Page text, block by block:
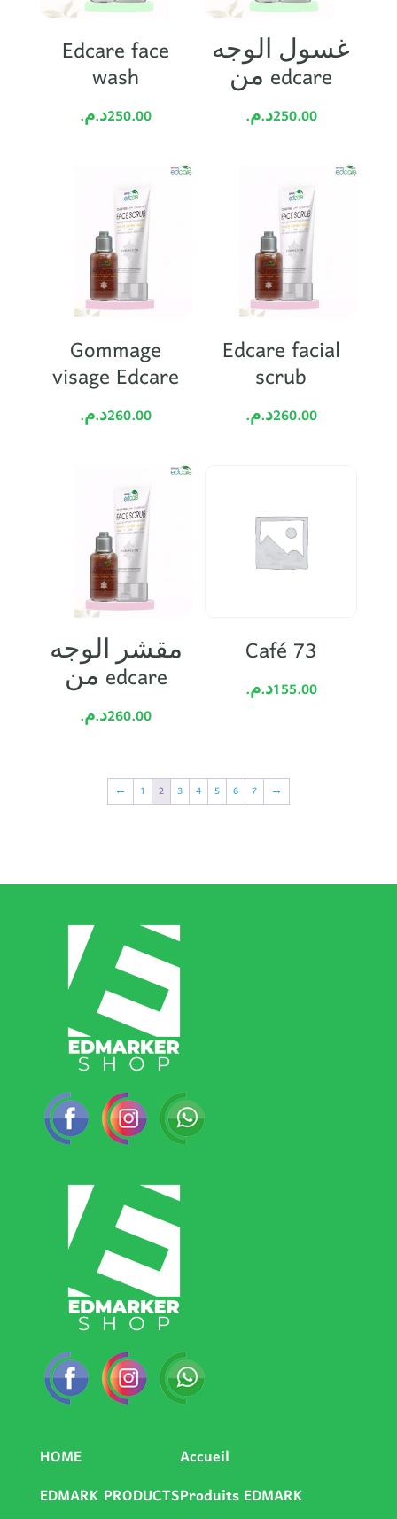
Edcare face
wash
250.00د.م.
غسول الوجه
من edcare
250.00د.م.
Gommage
visage Edcare
260.00د.م.
Edcare facial
scrub
260.00د.م.
مقشر الوجه
من edcare
260.00د.م.
Café 73
155.00د.م.
← 1 2 3 4 5 6 7 →
HOME
EDMARK PRODUCTS
Accueil
Produits EDMARK